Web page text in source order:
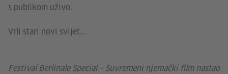
s publikom uživo.
Vrli stari novi svijet...
Festival Berlinale Special – Suvremeni njemački film nastao